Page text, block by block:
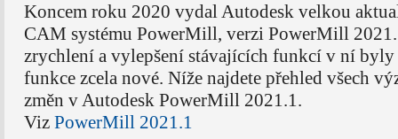
Koncem roku 2020 vydal Autodesk velkou
CAM systému PowerMill, verzi PowerMill
zrychlení a vylepšení stávajících funkcí v ní
funkce zcela nové. Níže najdete přehled všech
změn v Autodesk PowerMill 2021.1.
Viz PowerMill 2021.1